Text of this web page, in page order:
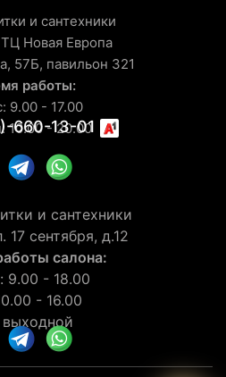
и сантехники
Новая Европа
57Б, павильон 321
работы:
9.00 - 17.00
10.00 - 20.00
660-13-01
и сантехники
17 сентября, д.12
салона:
9.00 - 18.00
- 16.00
выходной